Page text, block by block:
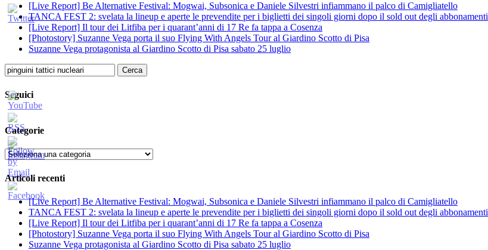
[Live Report] Be Alternative Festival: Mogwai, Subsonica e Daniele Silvestri infiammano il palco di Camigliatello
TANCA FEST 2: svelata la lineup e aperte le prevendite per i biglietti dei singoli giorni dopo il sold out degli abbonamenti
[Live Report] Il tour dei Litfiba per i quarant’anni di 17 Re fa tappa a Cosenza
[Photostory] Suzanne Vega porta il suo Flying With Angels Tour al Giardino Scotto di Pisa
Suzanne Vega protagonista al Giardino Scotto di Pisa sabato 25 luglio
Ricerca
per:
Seguici
Categorie
Categorie
Articoli recenti
[Live Report] Be Alternative Festival: Mogwai, Subsonica e Daniele Silvestri infiammano il palco di Camigliatello
TANCA FEST 2: svelata la lineup e aperte le prevendite per i biglietti dei singoli giorni dopo il sold out degli abbonamenti
[Live Report] Il tour dei Litfiba per i quarant’anni di 17 Re fa tappa a Cosenza
[Photostory] Suzanne Vega porta il suo Flying With Angels Tour al Giardino Scotto di Pisa
Suzanne Vega protagonista al Giardino Scotto di Pisa sabato 25 luglio